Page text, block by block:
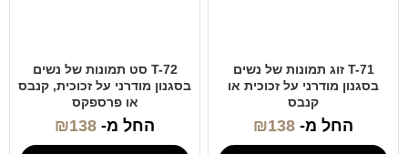
T-71 זוג תמונות של נשים
בסגנון מודרני על זכוכית או
קנבס
החל מ- ₪138
T-72 סט תמונות של נשים
בסגנון מודרני על זכוכית, קנבס
או פרספקס
החל מ- ₪138